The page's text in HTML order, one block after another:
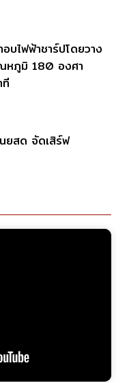
บไฟฟ้าชาร์ปโดยวาง
หภูมิ 180 องศา
ยสด จัดเสิร์ฟ